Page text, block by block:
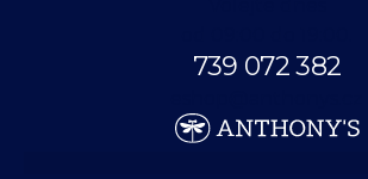
739 072 382